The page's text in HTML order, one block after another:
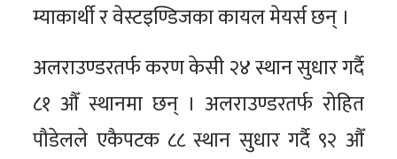
म्याकार्थी र वेस्टइण्डिजका कायल मेयर्स छन् ।
अलराउण्डरतर्फ करण केसी २४ स्थान सुधार गर्दै
८१ औँ स्थानमा छन् । अलराउण्डरतर्फ रोहित
पौडेलले एकैपटक ८८ स्थान सुधार गर्दै ९२ औँ